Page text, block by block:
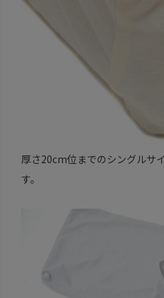
厚さ20cm位までのシングルサ
す。